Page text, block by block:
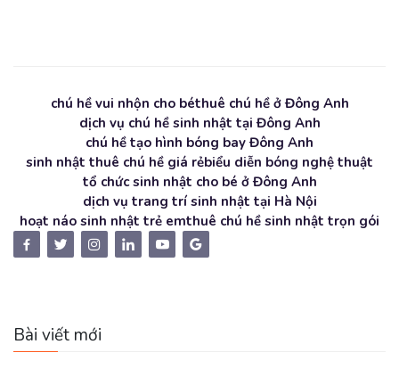
chú hề vui nhộn cho béthuê chú hề ở Đông Anh
dịch vụ chú hề sinh nhật tại Đông Anh
chú hề tạo hình bóng bay Đông Anh
sinh nhật thuê chú hề giá rẻbiểu diễn bóng nghệ thuật
tổ chức sinh nhật cho bé ở Đông Anh
dịch vụ trang trí sinh nhật tại Hà Nội
hoạt náo sinh nhật trẻ emthuê chú hề sinh nhật trọn gói
Bài viết mới